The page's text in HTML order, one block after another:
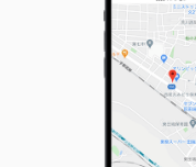
山形県山形市上町３
価 格
住 所
専有面積
間取り